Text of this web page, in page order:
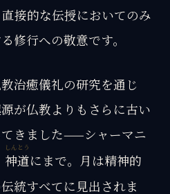
接的な伝授においてのみ
修行への敬意です。
治癒儀礼の研究を通じ
が仏教よりもさらに古い
きました——シャーマニ
神道
しんとう
にまで。月は精神的
統すべてに見出されま